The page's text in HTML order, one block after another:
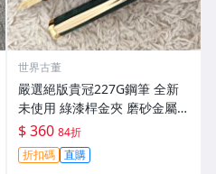
世界古董
嚴選絕版貴冠227G鋼筆 全新
未使用 綠漆桿金夾 磨砂金屬外
殼 大明尖飽滿墨水 試寫順滑
適合收藏使用 老鋼筆 條件好
銑筆
$ 360 84折
折扣碼 直購